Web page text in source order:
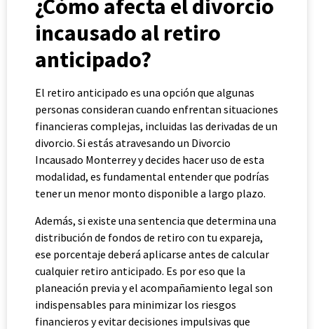
¿Cómo afecta el divorcio
incausado al retiro
anticipado?
El retiro anticipado es una opción que algunas
personas consideran cuando enfrentan situaciones
financieras complejas, incluidas las derivadas de un
divorcio. Si estás atravesando un Divorcio
Incausado Monterrey y decides hacer uso de esta
modalidad, es fundamental entender que podrías
tener un menor monto disponible a largo plazo.
Además, si existe una sentencia que determina una
distribución de fondos de retiro con tu expareja,
ese porcentaje deberá aplicarse antes de calcular
cualquier retiro anticipado. Es por eso que la
planeación previa y el acompañamiento legal son
indispensables para minimizar los riesgos
financieros y evitar decisiones impulsivas que